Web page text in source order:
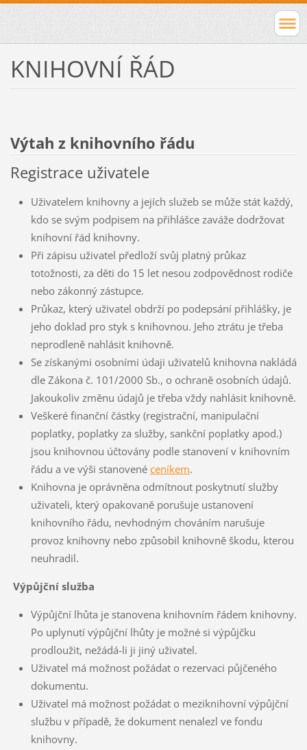
KNIHOVNÍ ŘÁD
Výtah z knihovního řádu
Registrace uživatele
Uživatelem knihovny a jejích služeb se může stát každý,
kdo se svým podpisem na přihlášce zaváže dodržovat
knihovní řád knihovny.
Při zápisu uživatel předloží svůj platný průkaz
totožnosti, za děti do 15 let nesou zodpovědnost rodiče
nebo zákonný zástupce.
Průkaz, který uživatel obdrží po podepsání přihlášky, je
jeho doklad pro styk s knihovnou. Jeho ztrátu je třeba
neprodleně nahlásit knihovně.
Se získanými osobními údaji uživatelů knihovna nakládá
dle Zákona č. 101/2000 Sb., o ochraně osobních údajů.
Jakoukoliv změnu údajů je třeba vždy nahlásit knihovně.
Veškeré finanční částky (registrační, manipulační
poplatky, poplatky za služby, sankční poplatky apod.)
jsou knihovnou účtovány podle stanovení v knihovním
řádu a ve výši stanovené ceníkem.
Knihovna je oprávněna odmítnout poskytnutí služby
uživateli, který opakovaně porušuje ustanovení
knihovního řádu, nevhodným chováním narušuje
provoz knihovny nebo způsobil knihovně škodu, kterou
neuhradil.
Výpůjční služba
Výpůjční lhůta je stanovena knihovním řádem knihovny.
Po uplynutí výpůjční lhůty je možné si výpůjčku
prodloužit, nežádá-li ji jiný uživatel.
Uživatel má možnost požádat o rezervaci půjčeného
dokumentu.
Uživatel má možnost požádat o meziknihovní výpůjční
službu v případě, že dokument nenalezl ve fondu
knihovny.